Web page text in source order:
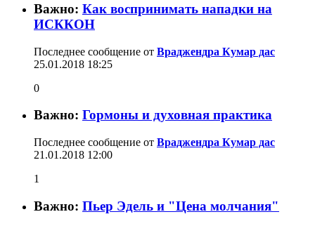
Важно: Как воспринимать нападки на
ИСККОН
Последнее сообщение от Враджендра Кумар дас
25.01.2018 18:25
0
Важно: Гормоны и духовная практика
Последнее сообщение от Враджендра Кумар дас
21.01.2018 12:00
1
Важно: Пьер Эдель и "Цена молчания"